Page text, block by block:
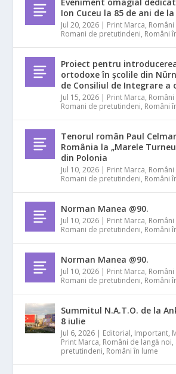
Ion Cuceu la 85 de ani de
Jul 20, 2026 | Print Marca,
Romani de pretutindeni, Români
Proiect pentru
ortodoxe în școlile din
de Consiliul de Integrare a
Jul 15, 2026 | Print Marca,
Romani de pretutindeni, Români
Tenorul român Paul
România la „Marele
din Polonia
Jul 10, 2026 | Print Marca,
Romani de pretutindeni, Români
Norman Manea @90.
Jul 10, 2026 | Print Marca,
Romani de pretutindeni, Români
Norman Manea @90.
Jul 10, 2026 | Print Marca,
Romani de pretutindeni, Români
Summitul N.A.T.O. de la
8 iulie
Jul 6, 2026 | Editorial, Important,
Print Marca, Români de langă noi,
pretutindeni, Români în lume